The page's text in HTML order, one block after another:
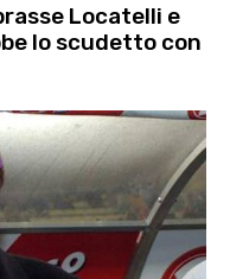
Locatelli e
lo scudetto con